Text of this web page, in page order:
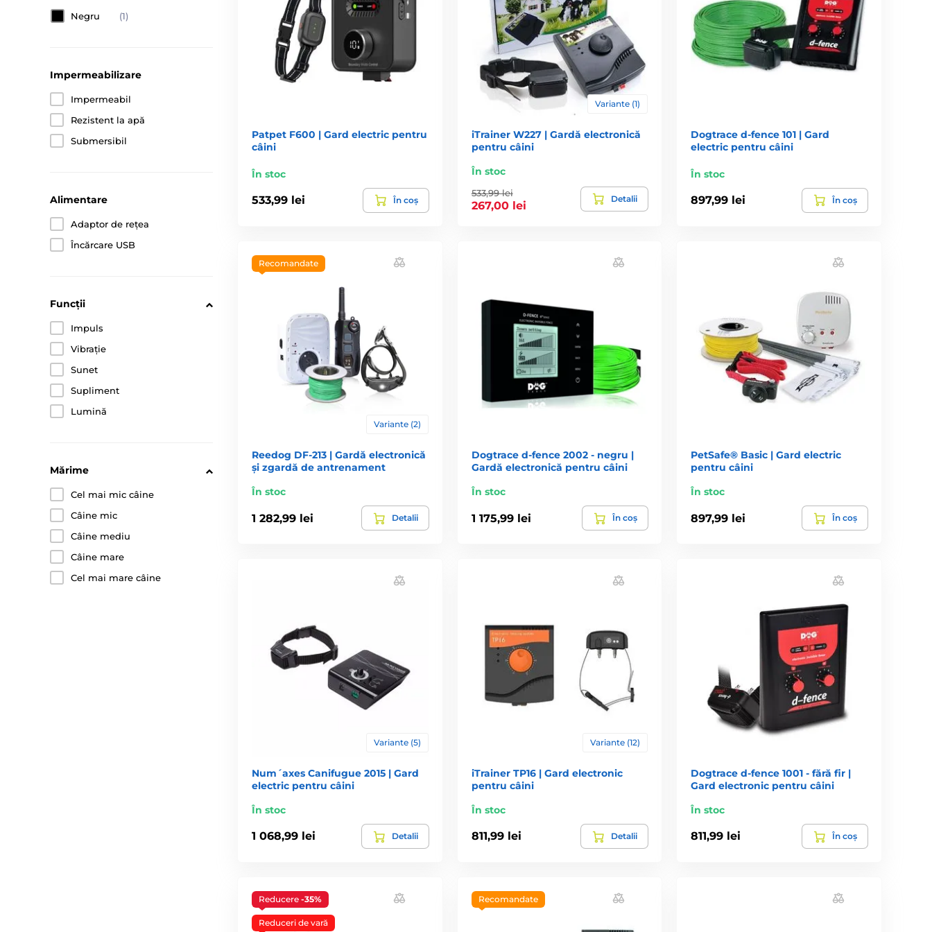
1. Se poate instala firul gardului electronic pe un gard din plasă de sârmă?
Da, se poate. Firul gardului electronic nu este o problemă pentru semnal și poate fi montat fără probleme chiar pe un gard din plasă de sârmă.
Gardul electronic pentru câini (uneori numit greșit gard electric sau împrejmuire electrică) este un instrument modern de dresaj, complet sigur, iar utilizarea corectă nu poate
răni animalul. Gardurile electronice invizibile sunt apreciate de clienți din întreaga lume. Este o metodă foarte eficientă și estetică de a ține câinele într-un spațiu delimitat. De
ce să închizi câinele într-o cușcă când poate avea libertate de mișcare și totuși să nu evadeze de pe proprietate?
Este foarte simplu. Câinele poartă o zgardă care are atașat un receptor. Acesta este conectat la un emițător. O parte importantă a gardului electronic este un fir izolat, care este
tras în jurul proprietății sau grădinii (poate fi îngropat în pământ, prins de gard sau lăsat liber pe sol). Deoarece acest fir este practic invizibil — mai ales dacă este îngropat —
Firul transmite doar un semnal, nu un curent electric, deci este cu adevărat sigur atât pentru tine, cât și pentru animal. Prin așezarea firului delimitezi spațiul pe care câinele nu
Pe emițător poți regla distanța zonei de la fir la care câinele se poate apropia. Această zonă poate fi de obicei setată între 30 cm și 10 metri.
În practică, când câinele se apropie de zona de avertizare (aproape de limita care nu trebuie trecută), mai întâi primește un semnal sonor de avertizare. Dacă continuă, primește
un impuls corectiv. Câinele înțelege foarte repede legătura dintre avertismentul sonor și impulsul electrostatic, astfel că ulterior este suficient doar semnalul sonor pentru a-l
La eliminarea eficientă a evadărilor nedorite ale câinelui din grădină sau de pe teren. Datorită acestui fapt, nu va trebui să-l legi sau să-l închizi în cușcă sau coteț. Câinele va
avea astfel mai multă libertate și se va putea mișca liber doar în zona delimitată de tine.
Negru (1)
Impermeabilizare
Impermeabil
Rezistent la apă
Submersibil
Alimentare
Adaptor de rețea
Încărcare USB
Funcții
Impuls
Vibrație
Sunet
Supliment
Lumină
Mărime
Cel mai mic câine
Câine mic
Câine mediu
Câine mare
Cel mai mare câine
Patpet F600 | Gard electric pentru
câini
În stoc
533,99 lei În coș
Variante (1)
iTrainer W227 | Gardă electronică
pentru câini
În stoc
533,99 lei
267,00 lei
Detalii
Dogtrace d‑fence 101 | Gard
electric pentru câini
În stoc
897,99 lei În coș
Recomandate
Variante (2)
Reedog DF-213 | Gardă electronică
și zgardă de antrenament
În stoc
1 282,99 lei Detalii
Dogtrace d‑fence 2002 - negru |
Gardă electronică pentru câini
În stoc
1 175,99 lei În coș
PetSafe® Basic | Gard electric
pentru câini
În stoc
897,99 lei În coș
Variante (5)
Num´axes Canifugue 2015 | Gard
electric pentru câini
În stoc
1 068,99 lei Detalii
Variante (12)
iTrainer TP16 | Gard electronic
pentru câini
În stoc
811,99 lei Detalii
Dogtrace d‑fence 1001 - fără fir |
Gard electronic pentru câini
În stoc
811,99 lei În coș
Reducere -35%
Reduceri de vară
Recomandate